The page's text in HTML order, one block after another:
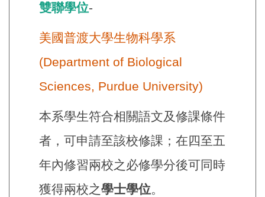
雙聯學位-
美國普渡大學生物科學系
(Department of Biological
Sciences, Purdue University)
本系學生符合相關語文及修課條件
者，可申請至該校修課；在四至五
年內修習兩校之必修學分後可同時
獲得兩校之學士學位。